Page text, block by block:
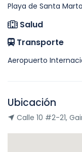
Playa de Santa
Salud
Transporte
Aeropuerto
Ubicación
Calle 10 #2-21,